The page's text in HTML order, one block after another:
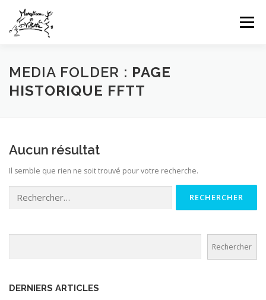
contenu
Menu
HOME INFOS CLUB GALERIES PHOTOS
CONTACT
MEDIA FOLDER : PAGE
HISTORIQUE FFTT
Aucun résultat
Il semble que rien ne soit trouvé pour votre recherche.
Rechercher
DERNIERS ARTICLES